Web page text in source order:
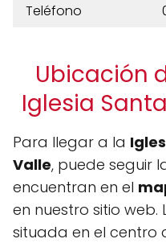
Teléfono
Ubicación
Iglesia
Para llegar a la
Valle, puede seguir
encuentran en el
en nuestro sitio web.
situada en el centro